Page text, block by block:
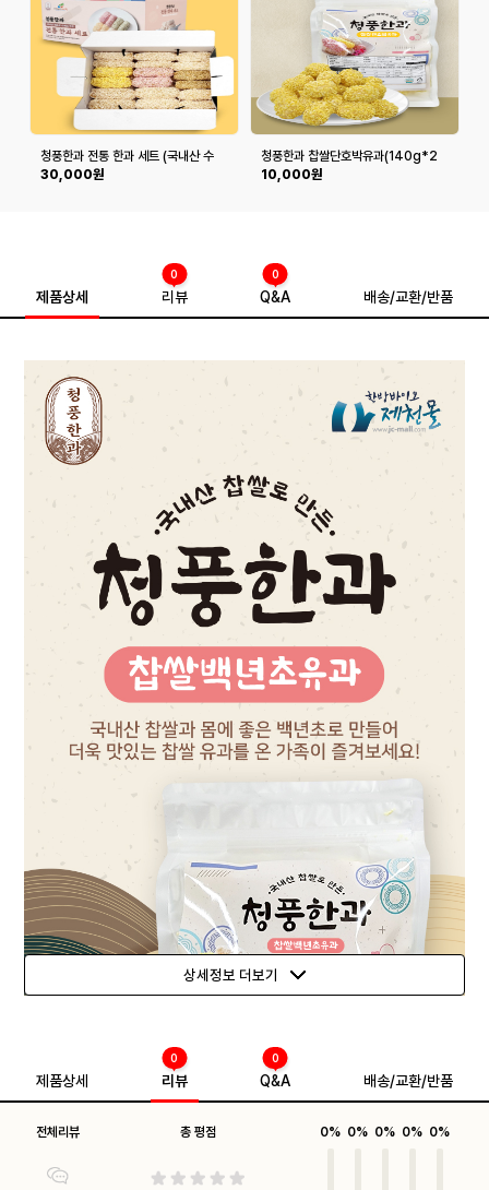
청풍한과 전통 한과 세트 (국내산 수
제)
30,000원
청풍한과 찹쌀단호박유과(140g*2
봉)
10,000원
제품상세 리뷰
0
Q&A
0
배송/교환/반품
상세정보 더보기
제품상세 리뷰
0
Q&A
0
배송/교환/반품
전체리뷰 총 평점 0% 0% 0% 0% 0%